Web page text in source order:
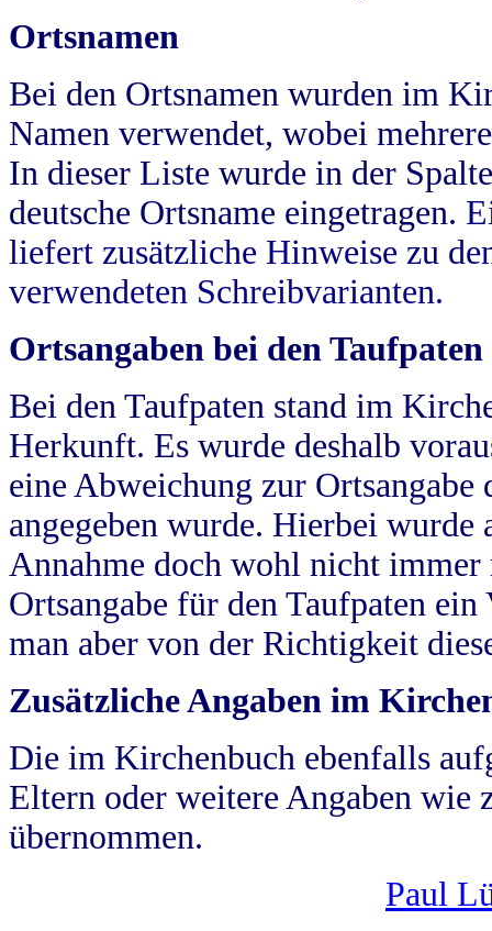
Ortsnamen
Bei den Ortsnamen wurden im
Namen verwendet, wobei
In dieser Liste wurde in der
deutsche Ortsname eingetragen.
liefert zusätzliche Hinweise zu
verwendeten Schreibvarianten.
Ortsangaben bei den Taufpaten
Bei den Taufpaten stand im
Herkunft. Es wurde deshalb
eine Abweichung zur
angegeben wurde. Hierbei wurde
Annahme doch wohl nicht
Ortsangabe für den Taufpaten
man aber von der Richtigkeit
Zusätzliche Angaben im
Die im Kirchenbuch ebenfalls
Eltern oder weitere Angaben wie
übernommen.
Paul